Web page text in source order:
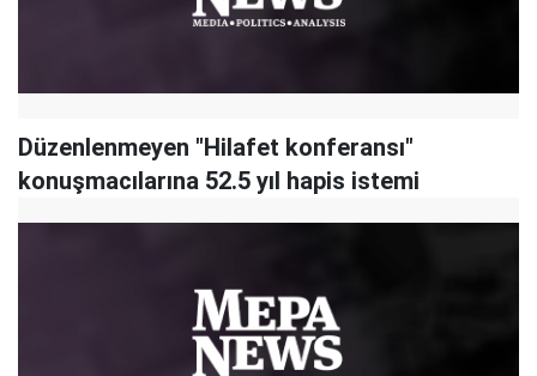
Düzenlenmeyen "Hilafet konferansı"
konuşmacılarına 52.5 yıl hapis istemi